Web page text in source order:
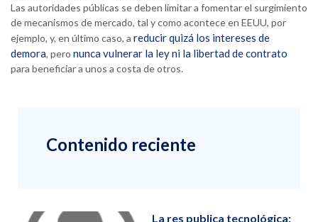
Las autoridades públicas se deben limitar a fomentar el surgimiento
de mecanismos de mercado, tal y como acontece en EEUU, por
ejemplo, y, en último caso, a reducir quizá los intereses de
demora, pero nunca vulnerar la ley ni la libertad de contrato
para beneficiar a unos a costa de otros.
Contenido reciente
La res publica tecnológica: